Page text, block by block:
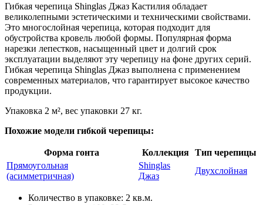
Гибкая черепица Shinglas Джаз Кастилия обладает
великолепными эстетическими и техническими свойствами.
Это многослойная черепица, которая подходит для
обустройства кровель любой формы. Популярная форма
нарезки лепестков, насыщенный цвет и долгий срок
эксплуатации выделяют эту черепицу на фоне других серий.
Гибкая черепица Shinglas Джаз выполнена с применением
современных материалов, что гарантирует высокое качество
продукции.
Упаковка 2 м², вес упаковки 27 кг.
Похожие модели гибкой черепицы:
Форма гонта Коллекция Тип черепицы
Прямоугольная
(асимметричная)
Shinglas
Джаз
Двухслойная
Количество в упаковке: 2 кв.м.